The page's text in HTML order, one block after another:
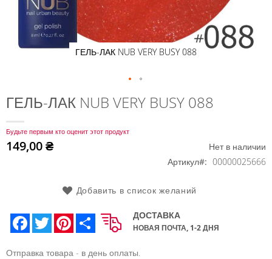
ГЕЛЬ-ЛАК NUB VERY BUSY 088
к
галереи
изображений
ГЕЛЬ-ЛАК NUB VERY BUSY 088
Будьте первым кто оценит этот продукт
149,00 ₴
Нет в наличии
Артикул
00000025666
Добавить в список желаний
Facebook
Twitter PinterestShare ДОСТАВКА
НОВАЯ ПОЧТА, 1-2 ДНЯ
Отправка товара - в день оплаты.